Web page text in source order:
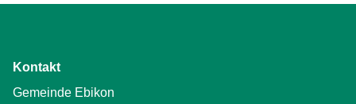
Kontakt
Gemeinde Ebikon